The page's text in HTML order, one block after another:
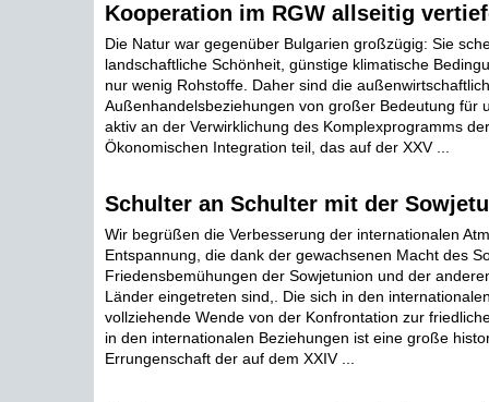
Kooperation im RGW allseitig
Die Natur war gegenüber Bulgarien großzügig: Sie
landschaftliche Schönheit, günstige klimatische
nur wenig Rohstoffe. Daher sind die
Außenhandelsbeziehungen von großer Bedeutung für
aktiv an der Verwirklichung des Komplexprogramms
Ökonomischen Integration teil, das auf der XXV ...
Schulter an Schulter mit der
Wir begrüßen die Verbesserung der internationalen
Entspannung, die dank der gewachsenen Macht des
Friedensbemühungen der Sowjetunion und der
Länder eingetreten sind,. Die sich in den
vollziehende Wende von der Konfrontation zur
in den internationalen Beziehungen ist eine große
Errungenschaft der auf dem XXIV ...